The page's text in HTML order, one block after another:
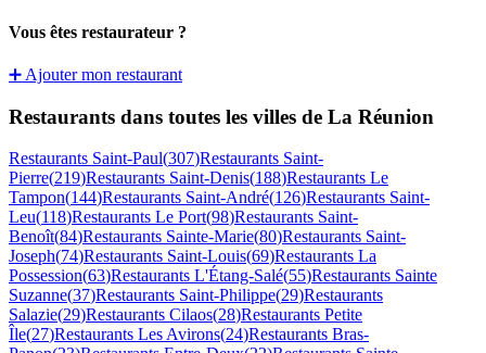
Vous êtes restaurateur ?
➕ Ajouter mon restaurant
Restaurants dans toutes les villes de La Réunion
Restaurants Saint-Paul(307)Restaurants Saint-
Pierre(219)Restaurants Saint-Denis(188)Restaurants Le
Tampon(144)Restaurants Saint-André(126)Restaurants Saint-
Leu(118)Restaurants Le Port(98)Restaurants Saint-
Benoît(84)Restaurants Sainte-Marie(80)Restaurants Saint-
Joseph(74)Restaurants Saint-Louis(69)Restaurants La
Possession(63)Restaurants L'Étang-Salé(55)Restaurants Sainte
Suzanne(37)Restaurants Saint-Philippe(29)Restaurants
Salazie(29)Restaurants Cilaos(28)Restaurants Petite
Île(27)Restaurants Les Avirons(24)Restaurants Bras-